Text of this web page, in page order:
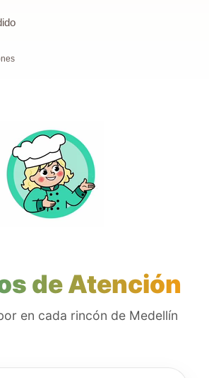
de Atención
en cada rincón de Medellín